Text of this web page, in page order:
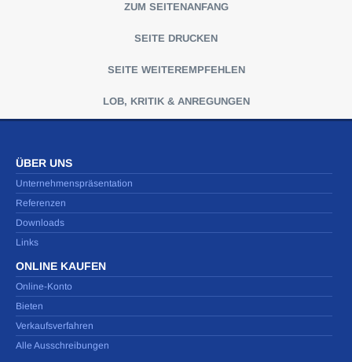
ZUM SEITENANFANG
SEITE DRUCKEN
SEITE WEITEREMPFEHLEN
LOB, KRITIK & ANREGUNGEN
ÜBER UNS
Unternehmenspräsentation
Referenzen
Downloads
Links
ONLINE KAUFEN
Online-Konto
Bieten
Verkaufsverfahren
Alle Ausschreibungen